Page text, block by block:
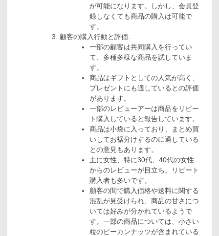
が可能になります。しかし、会員登
録しなくても商品の購入は可能で
す。
顧客の購入行動と評価:
一部の顧客は共同購入を行ってい
て、多種多様な商品を試していま
す。
商品はギフトとしての人気が高く、
プレゼントにも適しているとの評価
があります。
一部のレビューアーは商品をリピー
ト購入していると報告しています。
商品は小袋に入っており、まとめ買
いしてお裾分けするのに適している
との意見もあります。
主に女性、特に30代、40代の女性
からのレビューが目立ち、リピート
購入者も多いです。
顧客の間で購入価格や送料に関する
混乱が見受けられ、商品の甘さにつ
いては好みが分かれているようで
す。一部の商品については、小さい
粒のピーカンナッツが含まれている